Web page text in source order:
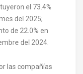
el 73.4%
del 2025;
de 22.0% en
del 2024.
las compañías